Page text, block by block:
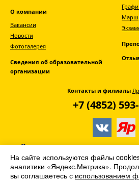
О компании
Вакансии
Новости
Фотогалерея
Сведения об образовательной
организации
Контакты и филиалы
+7 (4852)
© АНО ДПО
Ярославля
2013–2026. Все права
На сайте используются файлы
аналитики «Яндекс.Метрика».
вы соглашаетесь с использованием